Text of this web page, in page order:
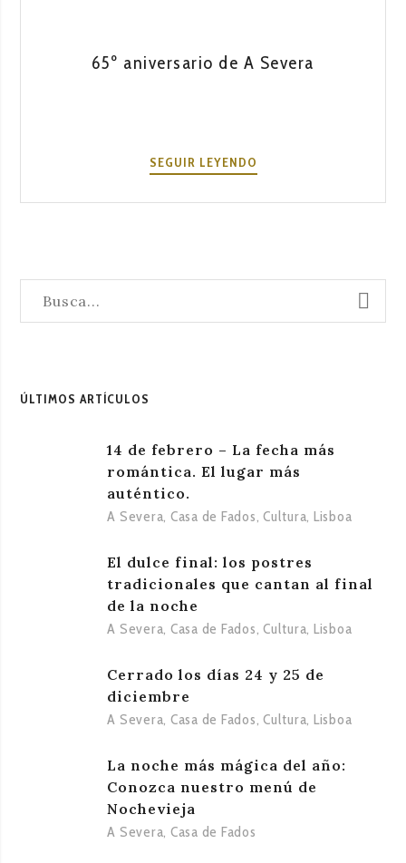
65º aniversario de A Severa
SEGUIR LEYENDO
DE
ÚLTIMOS ARTÍCULOS
14 de febrero – La fecha más
romántica. El lugar más
auténtico.
A Severa, Casa de Fados,Cultura, Lisboa
El dulce final: los postres
tradicionales que cantan al final
de la noche
A Severa, Casa de Fados,Cultura, Lisboa
Cerrado los días 24 y 25 de
diciembre
A Severa, Casa de Fados,Cultura, Lisboa
La noche más mágica del año:
Conozca nuestro menú de
Nochevieja
A Severa, Casa de Fados